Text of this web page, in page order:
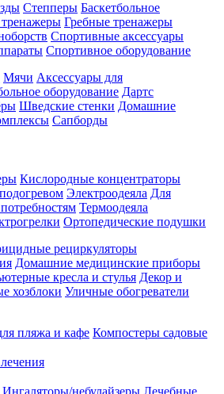
Степперы Баскетбольное
Гребные тренажеры
Спортивные аксессуары
Спортивное оборудование
Мячи Аксессуары для
оборудование Дартс
Шведские стенки Домашние
Сапборды
Кислородные концентраторы
Электроодеяла Для
Термоодеяла
Ортопедические подушки
рециркуляторы
Домашние медицинские приборы
кресла и стулья Декор и
хозблоки Уличные обогреватели
пляжа и кафе Компостеры садовые
Ингаляторы/небулайзеры Лечебные